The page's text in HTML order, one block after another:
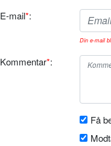
E-mail*:
Din e-mail
Kommentar*:
Få